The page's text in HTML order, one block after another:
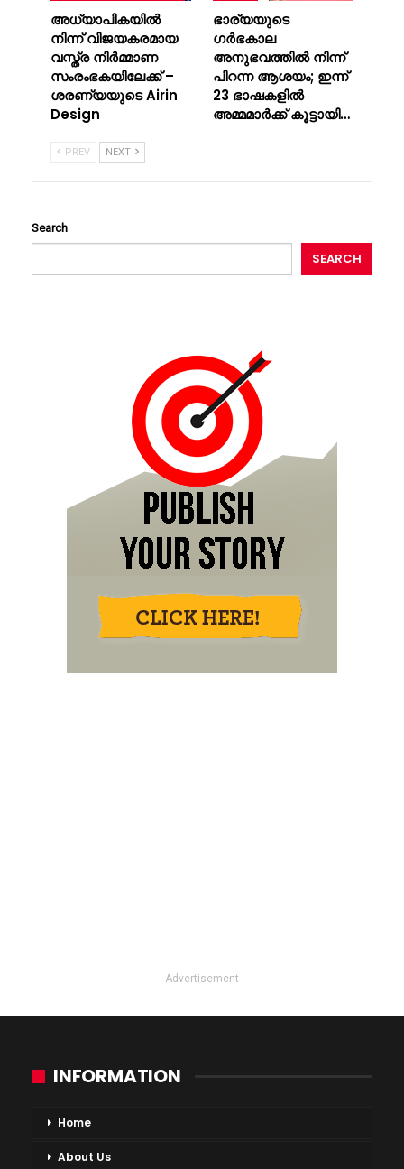
അധ്യാപികയിൽ
നിന്ന് വിജയകരമായ
വസ്ത്ര നിർമ്മാണ
സംരംഭകയിലേക്ക് –
ശരണ്യയുടെ Airin
Design
ഭാര്യയുടെ
ഗർഭകാല
അനുഭവത്തിൽ നിന്ന്
പിറന്ന ആശയം; ഇന്ന്
23 ഭാഷകളിൽ
അമ്മമാർക്ക് കൂട്ടായി…
PREV NEXT
Search
SEARCH
Advertisement
INFORMATION
Home
About Us